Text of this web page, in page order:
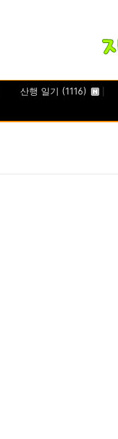
산행 일기 (1116)